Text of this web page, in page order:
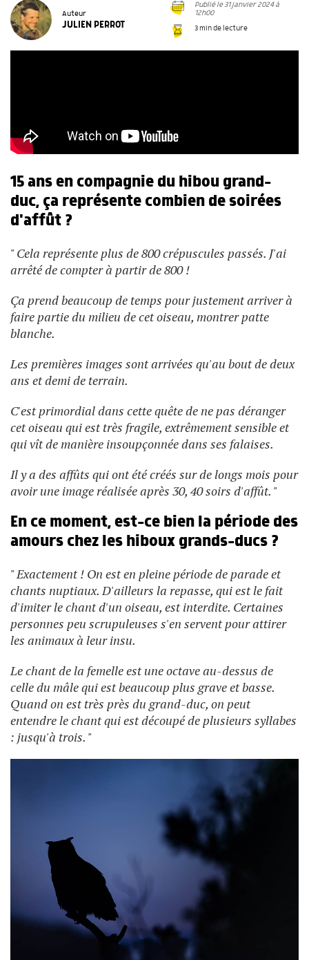
Auteur
JULIEN PERROT
Publié le 31 janvier 2024 à
12h00
3 min de lecture
15 ans en compagnie du hibou grand-
duc, ça représente combien de soirées
d'affût ?
" Cela représente plus de 800 crépuscules passés. J'ai
arrêté de compter à partir de 800 !
Ça prend beaucoup de temps pour justement arriver à
faire partie du milieu de cet oiseau, montrer patte
blanche.
Les premières images sont arrivées qu'au bout de deux
ans et demi de terrain.
C'est primordial dans cette quête de ne pas déranger
cet oiseau qui est très fragile, extrêmement sensible et
qui vît de manière insoupçonnée dans ses falaises.
Il y a des affûts qui ont été créés sur de longs mois pour
avoir une image réalisée après 30, 40 soirs d'affût. "
En ce moment, est-ce bien la période des
amours chez les hiboux grands-ducs ?
" Exactement ! On est en pleine période de parade et
chants nuptiaux. D'ailleurs la repasse, qui est le fait
d'imiter le chant d'un oiseau, est interdite. Certaines
personnes peu scrupuleuses s'en servent pour attirer
les animaux à leur insu.
Le chant de la femelle est une octave au-dessus de
celle du mâle qui est beaucoup plus grave et basse.
Quand on est très près du grand-duc, on peut
entendre le chant qui est découpé de plusieurs syllabes
: jusqu'à trois. "